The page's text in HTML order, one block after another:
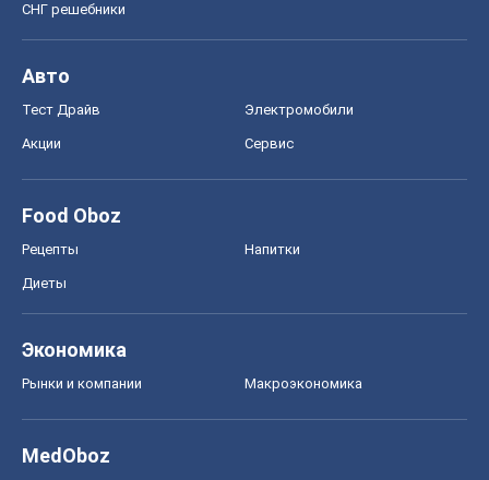
СНГ решебники
Авто
Тест Драйв Электромобили
Акции Сервис
Food Oboz
Рецепты Напитки
Диеты
Экономика
Рынки и компании Mакроэкономика
MedOboz